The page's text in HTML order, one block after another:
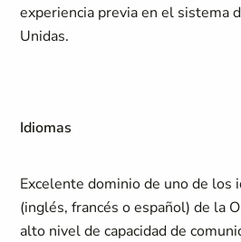
experiencia previa en el sistema
Unidas.
Idiomas
Excelente dominio de uno de los
(inglés, francés o español) de la
alto nivel de capacidad de